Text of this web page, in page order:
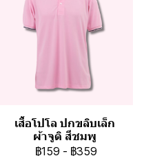
เสื้อโปโล ปกขลิบเล็ก
ผ้าจูติ สีชมพู
฿159 - ฿359